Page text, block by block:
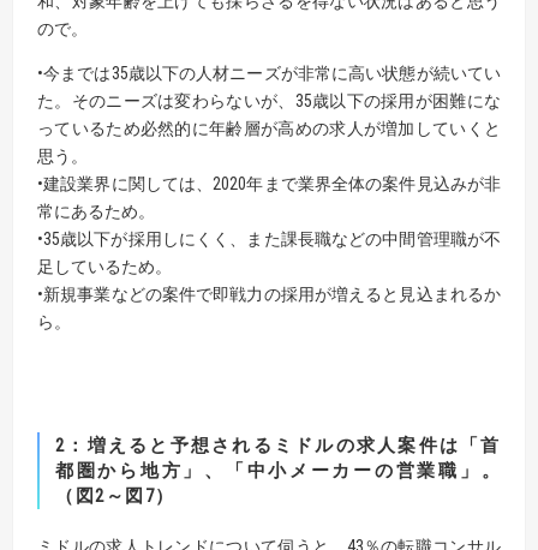
ので。
•今までは35歳以下の人材ニーズが非常に高い状態が続いてい
た。そのニーズは変わらないが、35歳以下の採用が困難にな
っているため必然的に年齢層が高めの求人が増加していくと
思う。
•建設業界に関しては、2020年まで業界全体の案件見込みが非
常にあるため。
•35歳以下が採用しにくく、また課長職などの中間管理職が不
足しているため。
•新規事業などの案件で即戦力の採用が増えると見込まれるか
ら。
2：増えると予想されるミドルの求人案件は「首
都圏から地方」、「中小メーカーの営業職」。
（図2～図7）
ミドルの求人トレンドについて伺うと、43％の転職コンサル